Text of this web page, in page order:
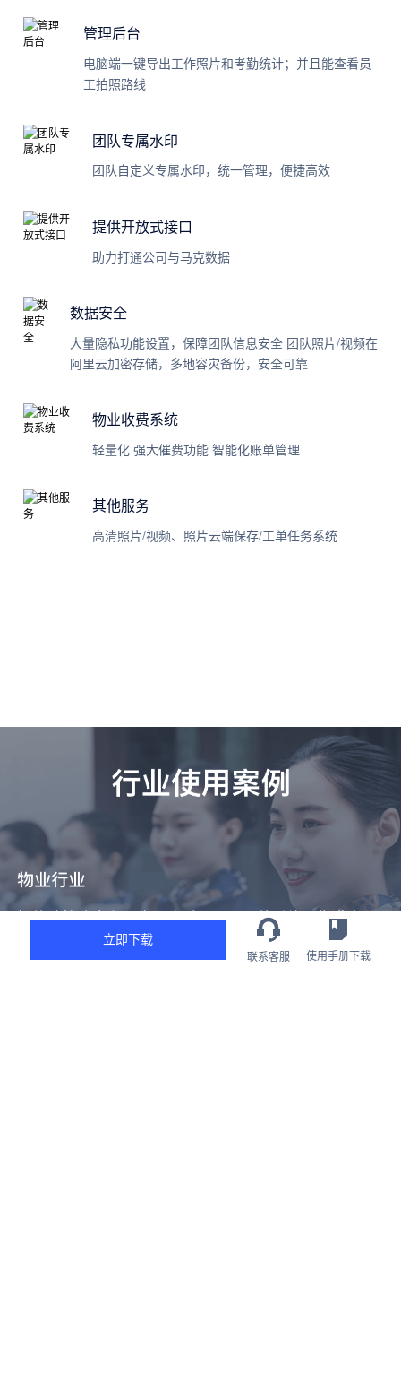
管理后台
电脑端一键导出工作照片和考勤统计；并且能查看员
工拍照路线
团队专属水印
团队自定义专属水印，统一管理，便捷高效
提供开放式接口
助力打通公司与马克数据
数据安全
大量隐私功能设置，保障团队信息安全 团队照片/视频在
阿里云加密存储，多地容灾备份，安全可靠
物业收费系统
轻量化 强大催费功能 智能化账单管理
其他服务
高清照片/视频、照片云端保存/工单任务系统
立即下载
联系客服 使用手册下载